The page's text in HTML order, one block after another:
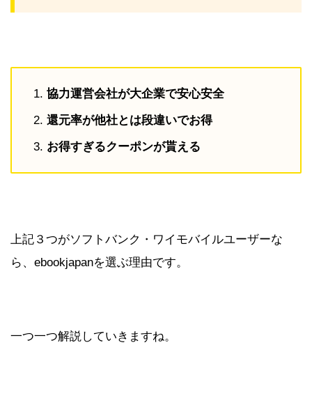
協力運営会社が大企業で安心安全
還元率が他社とは段違いでお得
お得すぎるクーポンが貰える
上記３つがソフトバンク・ワイモバイルユーザーな
ら、ebookjapanを選ぶ理由です。
一つ一つ解説していきますね。